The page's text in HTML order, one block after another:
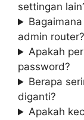
settingan
admin router?
Apakah
password?
Berapa
diganti?
Apakah